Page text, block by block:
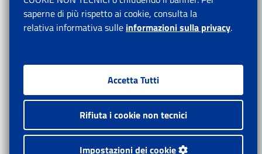
saperne di più rispetto ai cookie, consulta la
relativa informativa sulle informazioni sulla privacy.
Accetta Tutti
Rifiuta i cookie non tecnici
Impostazioni dei cookie